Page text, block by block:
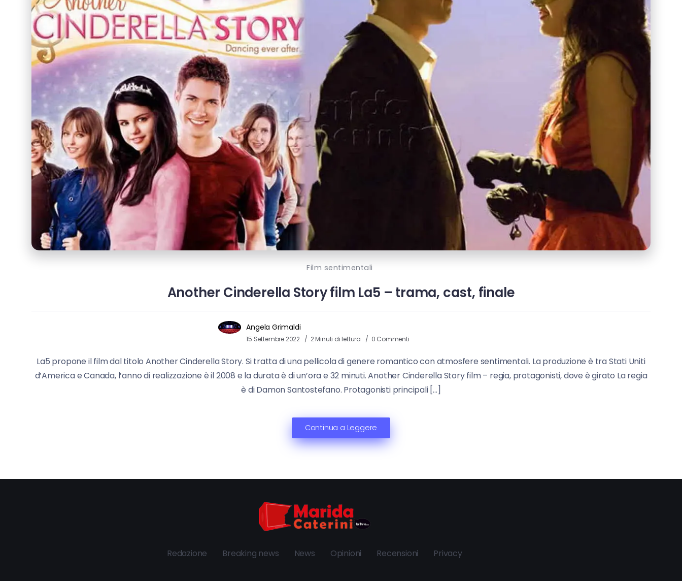
Film sentimentali
Another Cinderella Story film La5 – trama, cast, finale
Angela Grimaldi
15 Settembre 2022 2 Minuti di lettura 0 Commenti
La5 propone il film dal titolo Another Cinderella Story. Si tratta di una pellicola di genere romantico con atmosfere sentimentali. La produzione è tra Stati Uniti
d’America e Canada, l’anno di realizzazione è il 2008 e la durata è di un’ora e 32 minuti. Another Cinderella Story film – regia, protagonisti, dove è girato La regia
è di Damon Santostefano. Protagonisti principali […]
Continua a Leggere
Redazione Breaking news News Opinioni Recensioni Privacy